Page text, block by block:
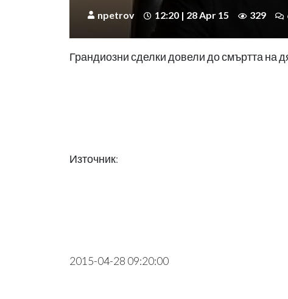
npetrov 12:20 | 28 Apr 15 329
Грандиозни сделки довели до смъртта на
Източник:
2015-04-28 09:20:00